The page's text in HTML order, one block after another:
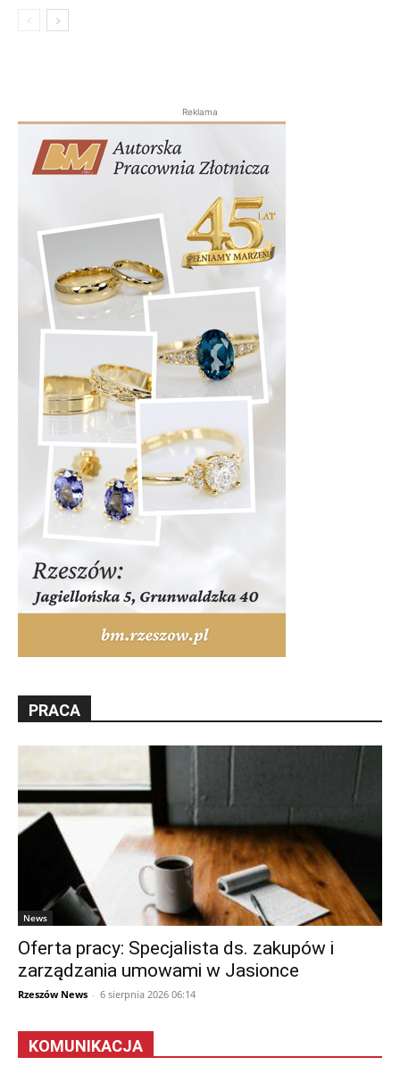
Reklama
PRACA
News
Oferta pracy: Specjalista ds. zakupów i
zarządzania umowami w Jasionce
Rzeszów News - 6 sierpnia 2026 06:14
KOMUNIKACJA